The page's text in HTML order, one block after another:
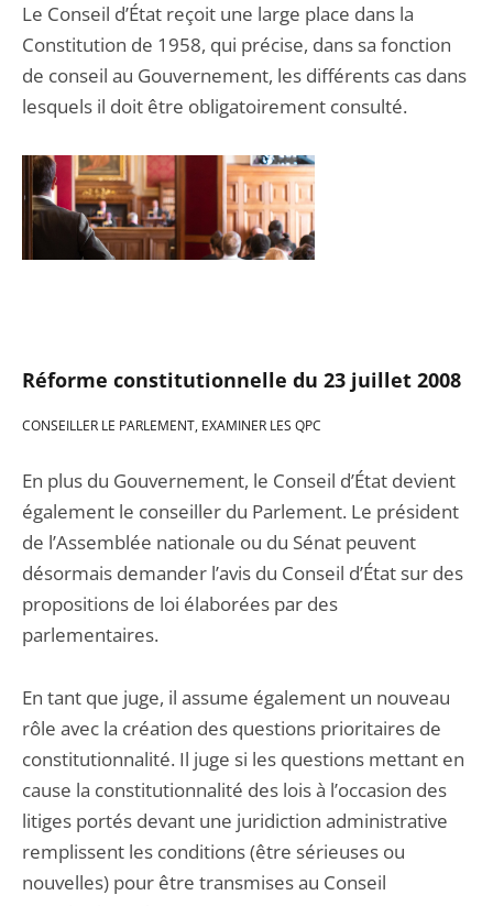
Le Conseil d’État reçoit une large place dans la
Constitution de 1958, qui précise, dans sa fonction
de conseil au Gouvernement, les différents cas dans
lesquels il doit être obligatoirement consulté.
Réforme constitutionnelle du 23 juillet 2008
CONSEILLER LE PARLEMENT, EXAMINER LES QPC
En plus du Gouvernement, le Conseil d’État devient
également le conseiller du Parlement. Le président
de l’Assemblée nationale ou du Sénat peuvent
désormais demander l’avis du Conseil d’État sur des
propositions de loi élaborées par des
parlementaires.
En tant que juge, il assume également un nouveau
rôle avec la création des questions prioritaires de
constitutionnalité. Il juge si les questions mettant en
cause la constitutionnalité des lois à l’occasion des
litiges portés devant une juridiction administrative
remplissent les conditions (être sérieuses ou
nouvelles) pour être transmises au Conseil